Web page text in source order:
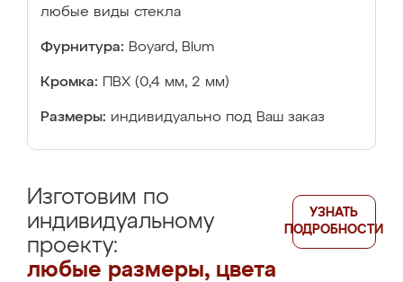
любые виды стекла
Фурнитура: Boyard, Blum
Кромка: ПВХ (0,4 мм, 2 мм)
Размеры: индивидуально под Ваш заказ
Изготовим по
индивидуальному
проекту:
любые размеры, цвета
УЗНАТЬ
ПОДРОБНОСТИ